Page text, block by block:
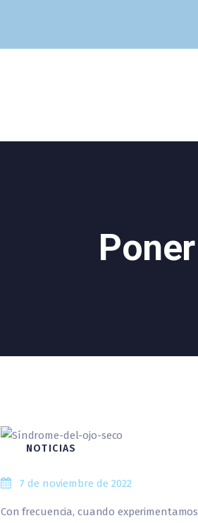
NOTICIAS
7 de noviembre de 2022
Con frecuencia, cuando